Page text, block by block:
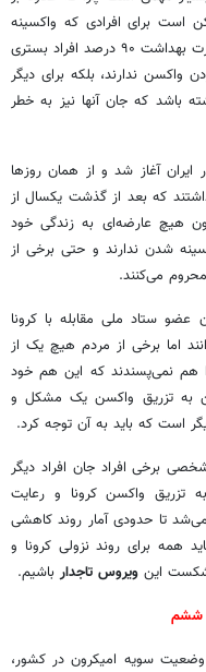
است برای افرادی که واکسینه
شده‌اند نیز خطرناک باشد چون براساس آمار وزارت بهداشت ۹۰ درصد افراد بستری
واکسن ندارند، بلکه برای دیگر
باشد که جان آنها نیز به خطر
سراسری در ایران آغاز شد و از همان روزها
که بعد از گذشت یکسال از
هیچ عارضه‌ای به زندگی خود
شدن ندارند و حتی برخی از
محروم می‌کنند.
عضو ستاد ملی مقابله با کرونا
اما برخی از مردم هیچ یک از
هم نمی‌پسندند که این هم خود
به تزریق واکسن یک مشکل و
است که باید به آن توجه کرد.
برخی افراد جان افراد دیگر
تزریق واکسن کرونا و رعایت
تا حدودی آمار روند کاهشی
همه برای روند نزولی کرونا و
شکست این ویروس تاجدار باشیم.
ششم
وضعیت سویه امیکرون در کشور،